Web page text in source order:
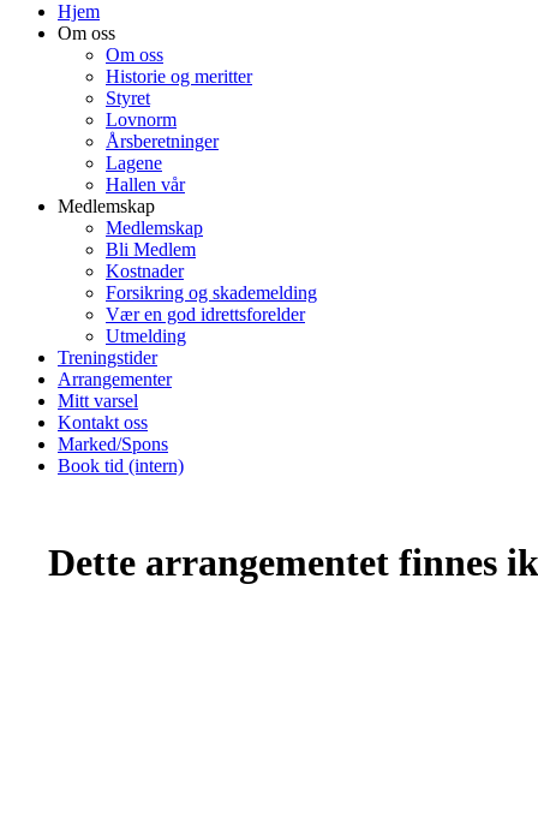
Hjem
Om oss
Om oss
Historie og meritter
Styret
Lovnorm
Årsberetninger
Lagene
Hallen vår
Medlemskap
Medlemskap
Bli Medlem
Kostnader
Forsikring og skademelding
Vær en god idrettsforelder
Utmelding
Treningstider
Arrangementer
Mitt varsel
Kontakt oss
Marked/Spons
Book tid (intern)
Dette arrangementet finnes